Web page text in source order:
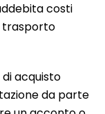
costi
trasporto
acquisto
da parte